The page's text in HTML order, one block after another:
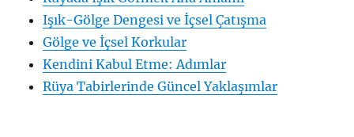
Işık-Gölge Dengesi ve İçsel Çatışma
Gölge ve İçsel Korkular
Kendini Kabul Etme: Adımlar
Rüya Tabirlerinde Güncel Yaklaşımlar